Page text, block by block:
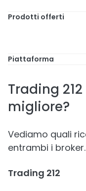
Prodotti offerti
Piattaforma
Trading
migliore?
Vediamo quali
entrambi i broker.
Trading 212